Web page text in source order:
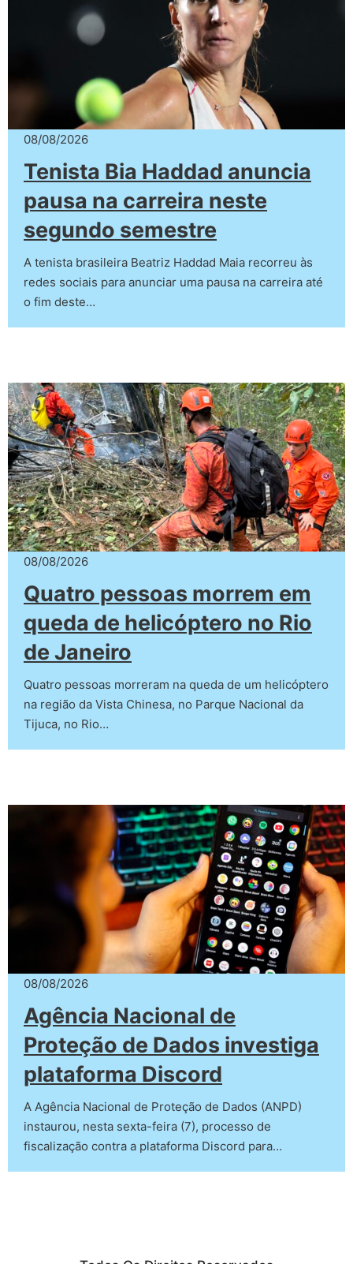
08/08/2026
Tenista Bia Haddad anuncia
pausa na carreira neste
segundo semestre
A tenista brasileira Beatriz Haddad Maia recorreu às
redes sociais para anunciar uma pausa na carreira até
o fim deste…
08/08/2026
Quatro pessoas morrem em
queda de helicóptero no Rio
de Janeiro
Quatro pessoas morreram na queda de um helicóptero
na região da Vista Chinesa, no Parque Nacional da
Tijuca, no Rio…
08/08/2026
Agência Nacional de
Proteção de Dados investiga
plataforma Discord
A Agência Nacional de Proteção de Dados (ANPD)
instaurou, nesta sexta-feira (7), processo de
fiscalização contra a plataforma Discord para…